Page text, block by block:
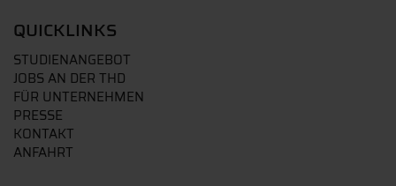
QUICKLINKS
STUDIENANGEBOT
JOBS AN DER THD
FÜR UNTERNEHMEN
PRESSE
KONTAKT
ANFAHRT